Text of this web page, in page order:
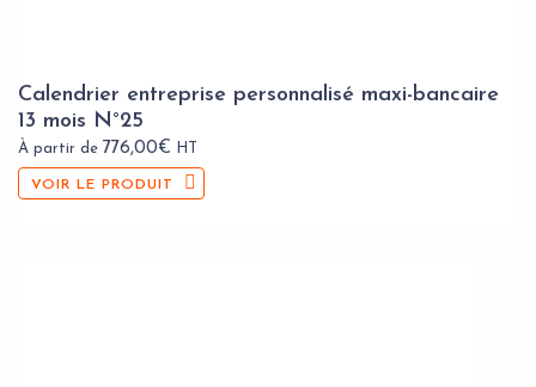
Calendrier entreprise personnalisé maxi-bancaire
13 mois N°25
À partir de 776,00€ HT
VOIR LE PRODUIT